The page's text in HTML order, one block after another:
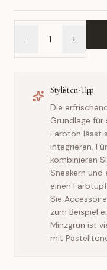
- +
Stylisten-Tipp
Die
Grundlage
Farbton lässt
integrieren.
kombinieren
Sneakern und
einen
Sie
zum Beispiel
Minzgrün ist
mit